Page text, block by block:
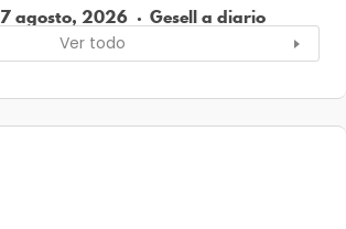
7 agosto, 2026 Gesell a diario
Ver todo